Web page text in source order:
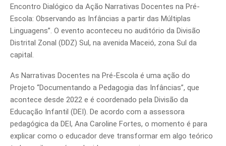
Encontro Dialógico da Ação Narrativas Docentes na Pré-
Escola: Observando as Infâncias a partir das Múltiplas
Linguagens”. O evento aconteceu no auditório da Divisão
Distrital Zonal (DDZ) Sul, na avenida Maceió, zona Sul da
capital.
As Narrativas Docentes na Pré-Escola é uma ação do
Projeto “Documentando a Pedagogia das Infâncias”, que
acontece desde 2022 e é coordenado pela Divisão da
Educação Infantil (DEI). De acordo com a assessora
pedagógica da DEI, Ana Caroline Fortes, o momento é para
explicar como o educador deve transformar em algo teórico